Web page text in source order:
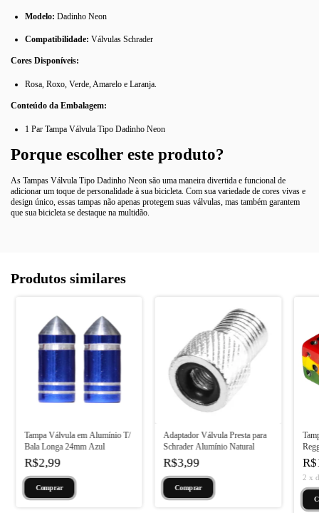
Modelo: Dadinho Neon
Compatibilidade: Válvulas Schrader
Cores Disponíveis:
Rosa, Roxo, Verde, Amarelo e Laranja.
Conteúdo da Embalagem:
1 Par Tampa Válvula Tipo Dadinho Neon
Porque escolher este produto?
As Tampas Válvula Tipo Dadinho Neon são uma maneira divertida e funcional de
adicionar um toque de personalidade à sua bicicleta. Com sua variedade de cores vivas e
design único, essas tampas não apenas protegem suas válvulas, mas também garantem
que sua bicicleta se destaque na multidão.
Produtos similares
Tampa Válvula em Alumínio T/
Bala Longa 24mm Azul
R$2,99
Adaptador Válvula Presta para
Schrader Alumínio Natural
R$3,99
2 x